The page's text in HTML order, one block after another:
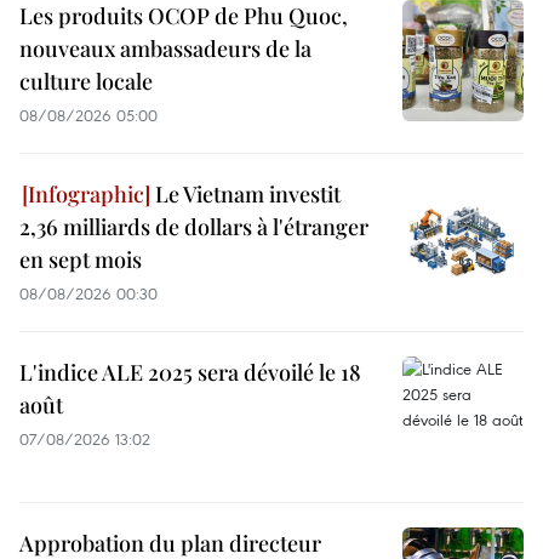
Les produits OCOP de Phu Quoc,
nouveaux ambassadeurs de la
culture locale
08/08/2026 05:00
Le Vietnam investit
2,36 milliards de dollars à l'étranger
en sept mois
08/08/2026 00:30
L'indice ALE 2025 sera dévoilé le 18
août
07/08/2026 13:02
Approbation du plan directeur